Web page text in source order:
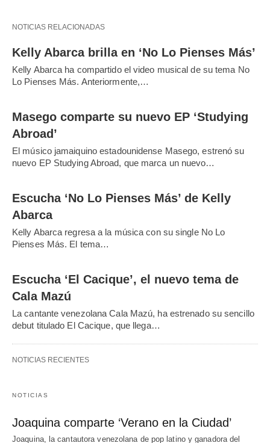
NOTICIAS RELACIONADAS
Kelly Abarca brilla en ‘No Lo Pienses Más’
Kelly Abarca ha compartido el video musical de su tema No
Lo Pienses Más. Anteriormente,…
Masego comparte su nuevo EP ‘Studying
Abroad’
El músico jamaiquino estadounidense Masego, estrenó su
nuevo EP Studying Abroad, que marca un nuevo…
Escucha ‘No Lo Pienses Más’ de Kelly
Abarca
Kelly Abarca regresa a la música con su single No Lo
Pienses Más. El tema…
Escucha ‘El Cacique’, el nuevo tema de
Cala Mazú
La cantante venezolana Cala Mazú, ha estrenado su sencillo
debut titulado El Cacique, que llega…
NOTICIAS RECIENTES
NOTICIAS
Joaquina comparte ‘Verano en la Ciudad’
Joaquina, la cantautora venezolana de pop latino y ganadora del